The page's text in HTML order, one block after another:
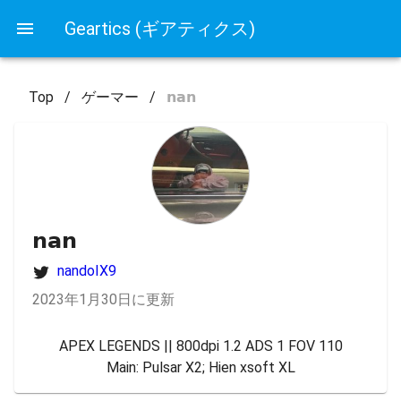
Geartics (ギアティクス)
Top / ゲーマー / 𝗻𝗮𝗻
𝗻𝗮𝗻
nandoIX9
2023年1月30日に更新
APEX LEGENDS || 800dpi 1.2 ADS 1 FOV 110
Main: Pulsar X2; Hien xsoft XL